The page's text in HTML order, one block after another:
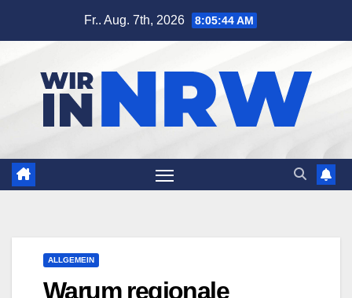
Fr.. Aug. 7th, 2026 8:05:45 AM
ALLGEMEIN
Warum regionale